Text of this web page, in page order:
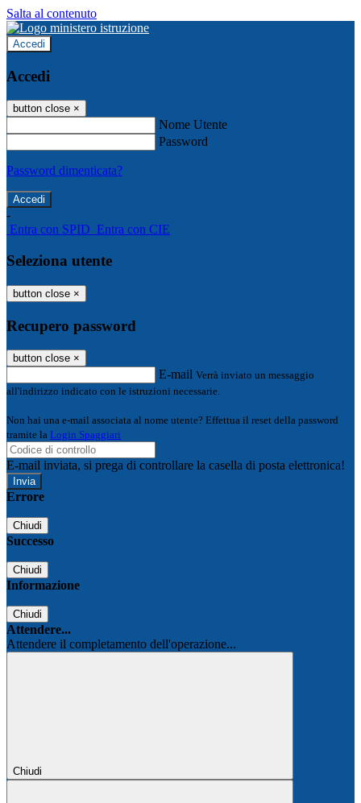
Salta al contenuto
Accedi
Accedi
button close ×
Nome Utente
Password
Password dimenticata?
-
Entra con SPID Entra con CIE
Seleziona utente
button close ×
Recupero password
button close ×
E-mail Verrà inviato un messaggio
all'indirizzo indicato con le istruzioni necessarie.
Non hai una e-mail associata al nome utente? Effettua il reset della password
tramite la Login Spaggiari
E-mail inviata, si prega di controllare la casella di posta elettronica!
Errore
Chiudi
Successo
Chiudi
Informazione
Chiudi
Attendere...
Attendere il completamento dell'operazione...
Chiudi